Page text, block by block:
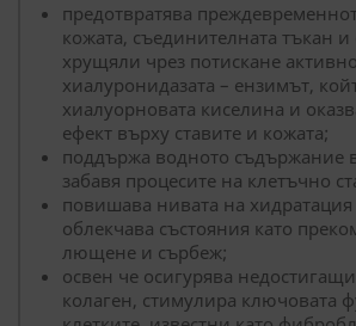
предотвратява
кожата, съединителната тъкан и
хрущяли чрез потискане
хиалуронидазата – ензимът,
хиалуорновата киселина и
ефект върху ставите и кожата;
поддържа водното съдържание
забавя процесите на клетъчно
повишава нивата на хидратация
облекчава състояния като
лющене и сърбеж;
освен че осигурява
колаген, стимулира ключовата